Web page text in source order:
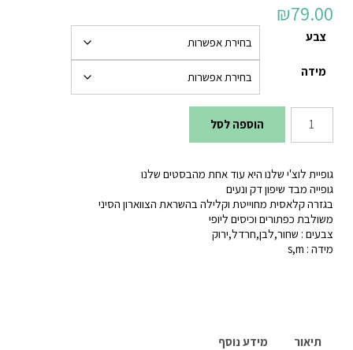
₪79.00
צבע
מידה
כמות
של
לוצ'י,
גופיית
שיפון
צווארון
הוספה לסל
גופיית לוצ'י שלנו היא עוד אחת מהבסטים שלנו
גופייה מבד שיפון דק ונעים
בגזרה קלאסית מחוייטת וקלילה בהשראת הצווארון הסיני
משולבת כפתורים וכיסים ליופי
צבעים : שחור,לבן,חרדל,ירוק
מידה : s,m
תיאור מידע נוסף